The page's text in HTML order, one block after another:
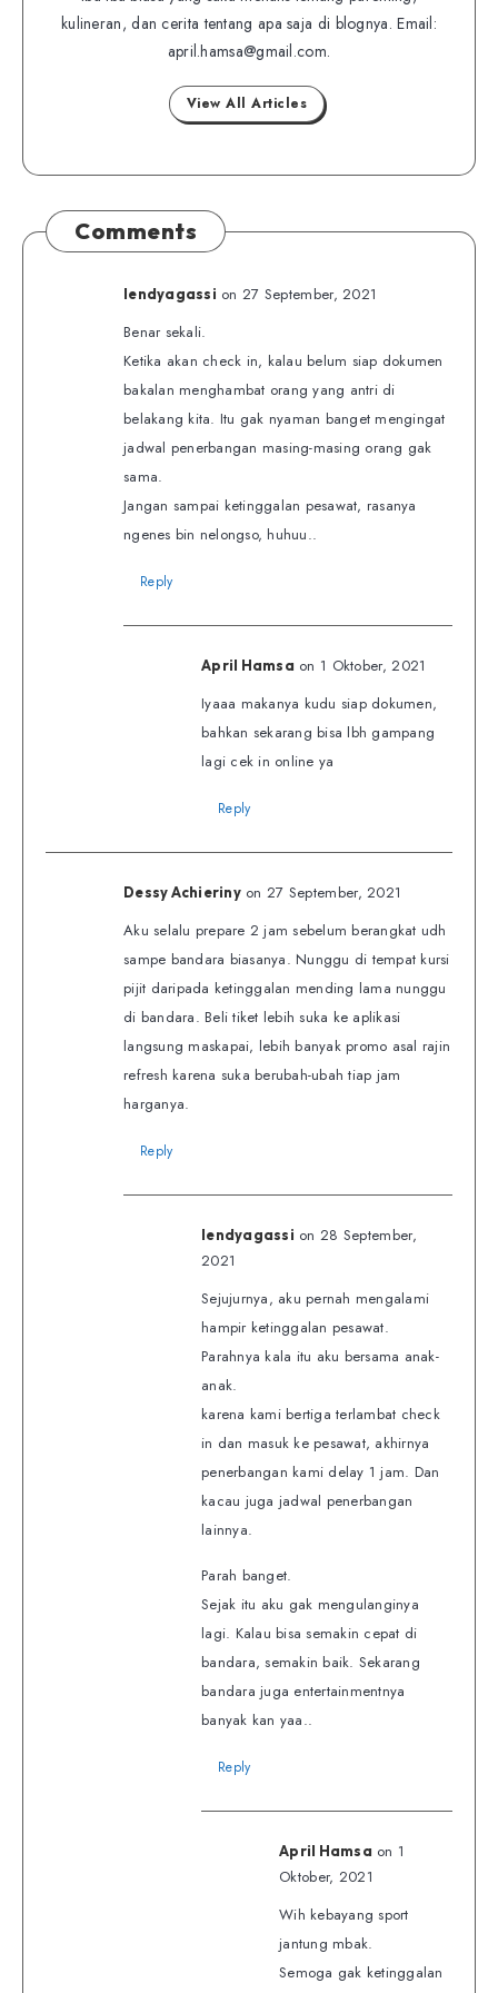
Facebook
kulineran, dan cerita tentang apa saja di blognya. Email:
april.hamsa@gmail.com.
View All Articles
Comments
lendyagassi on 27 September, 2021
Benar sekali.
Ketika akan check in, kalau belum siap dokumen
bakalan menghambat orang yang antri di
belakang kita. Itu gak nyaman banget mengingat
jadwal penerbangan masing-masing orang gak
sama.
Jangan sampai ketinggalan pesawat, rasanya
ngenes bin nelongso, huhuu..
Reply
April Hamsa on 1 Oktober, 2021
Iyaaa makanya kudu siap dokumen,
bahkan sekarang bisa lbh gampang
lagi cek in online ya
Reply
Dessy Achieriny on 27 September, 2021
Aku selalu prepare 2 jam sebelum berangkat udh
sampe bandara biasanya. Nunggu di tempat kursi
pijit daripada ketinggalan mending lama nunggu
di bandara. Beli tiket lebih suka ke aplikasi
langsung maskapai, lebih banyak promo asal rajin
refresh karena suka berubah-ubah tiap jam
harganya.
Reply
lendyagassi on 28 September,
2021
Sejujurnya, aku pernah mengalami
hampir ketinggalan pesawat.
Parahnya kala itu aku bersama anak-
anak.
karena kami bertiga terlambat check
in dan masuk ke pesawat, akhirnya
penerbangan kami delay 1 jam. Dan
kacau juga jadwal penerbangan
lainnya.
Parah banget.
Sejak itu aku gak mengulanginya
lagi. Kalau bisa semakin cepat di
bandara, semakin baik. Sekarang
bandara juga entertainmentnya
banyak kan yaa..
Reply
April Hamsa on 1
Oktober, 2021
Wih kebayang sport
jantung mbak.
Semoga gak ketinggalan